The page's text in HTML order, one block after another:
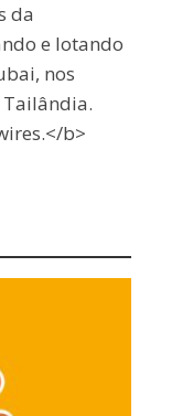
da
e lotando
nos
Tailândia.
b>